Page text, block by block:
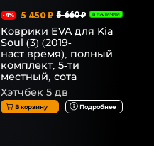
-4% 5 450 ₽ 5 660 ₽ В НАЛИЧИИ
Коврики EVA для Kia
Soul (3) (2019-
наст.время), полный
комплект, 5-ти
местный, сота
Хэтчбек 5 дв
В корзину Подробнее